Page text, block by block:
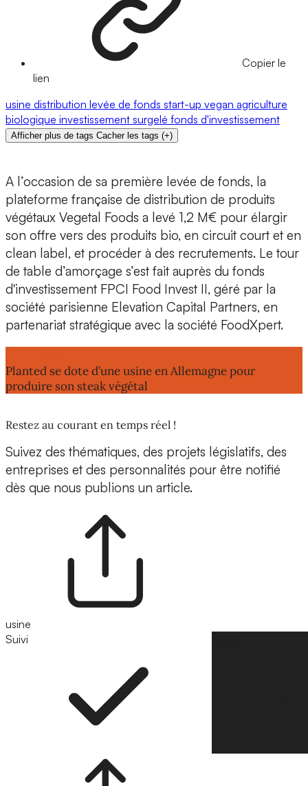
Copier le
lien
usine distribution levée de fonds start-up vegan agriculture
biologique investissement surgelé fonds d'investissement
Afficher plus de tags Cacher les tags (+)
A l’occasion de sa première levée de fonds, la
plateforme française de distribution de produits
végétaux Vegetal Foods a levé 1,2 M€ pour élargir
son offre vers des produits bio, en circuit court et en
clean label, et procéder à des recrutements. Le tour
de table d’amorçage s’est fait auprès du fonds
d'investissement FPCI Food Invest II, géré par la
société parisienne Elevation Capital Partners, en
partenariat stratégique avec la société FoodXpert.
Planted se dote d’une usine en Allemagne pour
produire son steak végétal
Restez au courant en temps réel !
Suivez des thématiques, des projets législatifs, des
entreprises et des personnalités pour être notifié
dès que nous publions un article.
usine
Suivi